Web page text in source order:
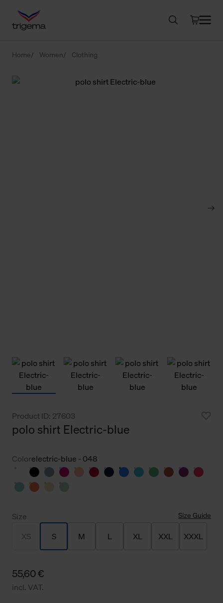
Home Women Clothing
Product ID: 27603
polo shirt Electric-blue
Colorelectric-blue - 048
Size Size Guide
XS S M L XL XXL XXXL
55,60 €
incl. VAT.